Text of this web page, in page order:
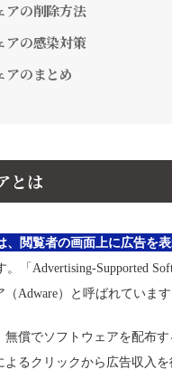
アの削除方法
アの感染対策
アのまとめ
とは
、閲覧者の画面上に広告を
。「Advertising-Supported
Adware）と呼ばれています
無償でソフトウェアを配布
よるクリックから広告収入を